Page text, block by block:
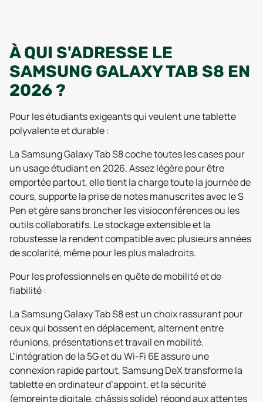
À QUI S'ADRESSE LE
SAMSUNG GALAXY TAB S8 EN
2026 ?
Pour les étudiants exigeants qui veulent une tablette
polyvalente et durable :
La Samsung Galaxy Tab S8 coche toutes les cases pour
un usage étudiant en 2026. Assez légère pour être
emportée partout, elle tient la charge toute la journée de
cours, supporte la prise de notes manuscrites avec le S
Pen et gère sans broncher les visioconférences ou les
outils collaboratifs. Le stockage extensible et la
robustesse la rendent compatible avec plusieurs années
de scolarité, même pour les plus maladroits.
Pour les professionnels en quête de mobilité et de
fiabilité :
La Samsung Galaxy Tab S8 est un choix rassurant pour
ceux qui bossent en déplacement, alternent entre
réunions, présentations et travail en mobilité.
L’intégration de la 5G et du Wi-Fi 6E assure une
connexion rapide partout, Samsung DeX transforme la
tablette en ordinateur d’appoint, et la sécurité
(empreinte digitale, châssis solide) répond aux attentes